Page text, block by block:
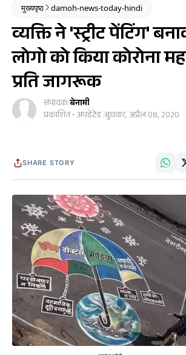
मुख्यपृष्ठ damoh-news-today-hindi
व्यक्ति ने 'स्ट्रीट पेंटिंग'
लोगो को किया कोरोना
प्रति जागरूक
संपादक:बेनामी
प्रकाशित • अपडेटेड :बुधवार, अप्रैल 08, 2020
SHARE STORY